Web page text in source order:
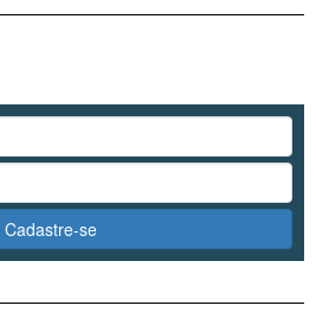
Cadastre-se